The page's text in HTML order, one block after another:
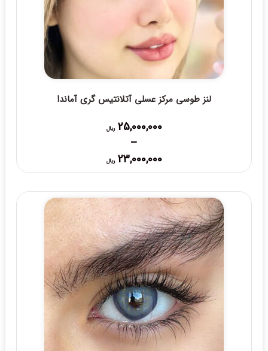
لنز طوسی مرکز عسلی آتلانتیس گری آماندا
25,000,000 ریال
–
23,000,000 ریال
Price
range:
through
25,000,000 ریال